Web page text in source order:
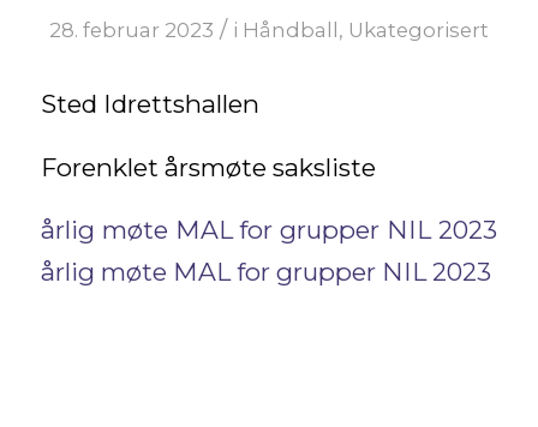
28. februar 2023 / i Håndball , Ukategorisert
Sted Idrettshallen
Forenklet årsmøte saksliste
årlig møte MAL for grupper NIL 2023
årlig møte MAL for grupper NIL 2023